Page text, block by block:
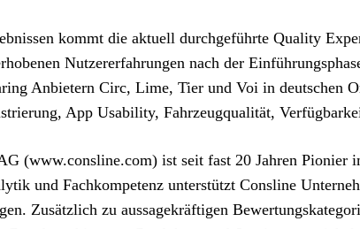
kommt die aktuell durchgeführte Quality
Nutzererfahrungen nach der
Anbietern Circ, Lime, Tier und Voi in deutschen
App Usability, Fahrzeugqualität,
(www.consline.com) ist seit fast 20 Jahren
und Fachkompetenz unterstützt Consline
Zusätzlich zu aussagekräftigen